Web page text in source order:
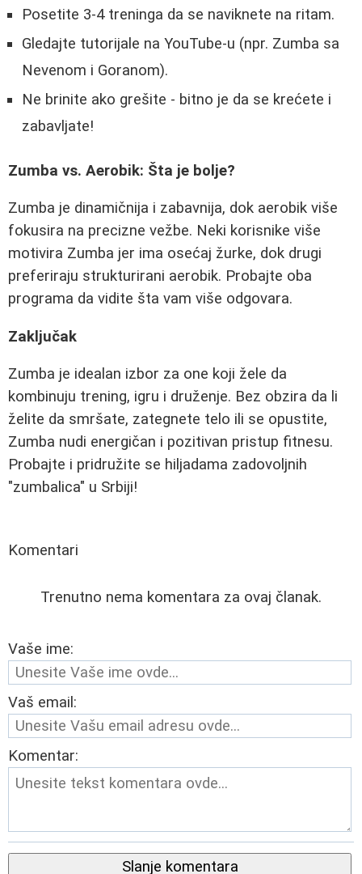
Posetite 3-4 treninga da se naviknete na ritam.
Gledajte tutorijale na YouTube-u (npr. Zumba sa
Nevenom i Goranom).
Ne brinite ako grešite - bitno je da se krećete i
zabavljate!
Zumba vs. Aerobik: Šta je bolje?
Zumba je dinamičnija i zabavnija, dok aerobik više
fokusira na precizne vežbe. Neki korisnike više
motivira Zumba jer ima osećaj žurke, dok drugi
preferiraju strukturirani aerobik. Probajte oba
programa da vidite šta vam više odgovara.
Zaključak
Zumba je idealan izbor za one koji žele da
kombinuju trening, igru i druženje. Bez obzira da li
želite da smršate, zategnete telo ili se opustite,
Zumba nudi energičan i pozitivan pristup fitnesu.
Probajte i pridružite se hiljadama zadovoljnih
"zumbalica" u Srbiji!
Komentari
Trenutno nema komentara za ovaj članak.
Vaše ime:
Vaš email:
Komentar:
Slanje komentara